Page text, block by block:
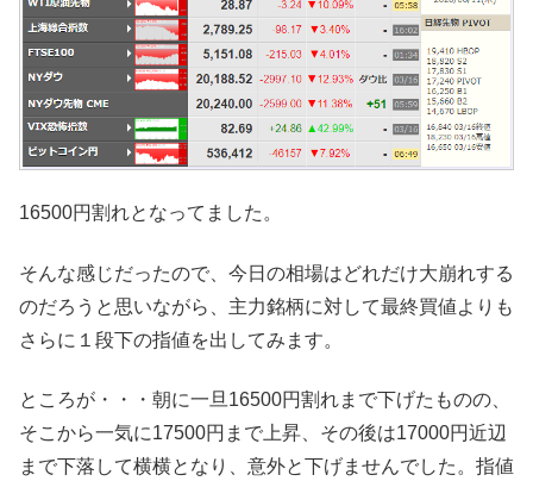
16500円割れとなってました。
そんな感じだったので、今日の相場はどれだけ大崩れする
のだろうと思いながら、主力銘柄に対して最終買値よりも
さらに１段下の指値を出してみます。
ところが・・・朝に一旦16500円割れまで下げたものの、
そこから一気に17500円まで上昇、その後は17000円近辺
まで下落して横横となり、意外と下げませんでした。指値